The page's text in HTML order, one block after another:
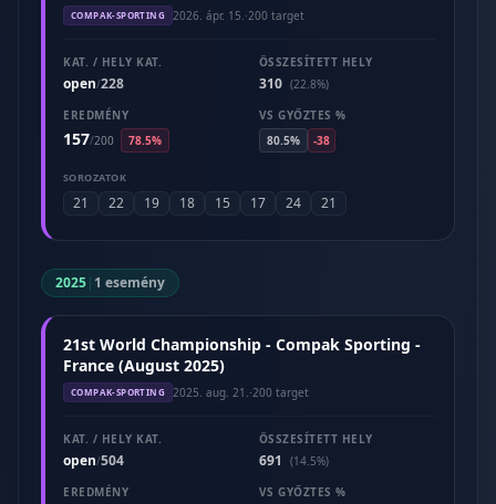
COMPAK-SPORTING 2026. ápr. 15. ·200 target
KAT. / HELY KAT.
open/228
ÖSSZESÍTETT HELY
310 (22.8%)
EREDMÉNY
157/200 78.5%
VS GYŐZTES %
80.5%
-38
SOROZATOK
21 22 19 18 15 17 24 21
2025| 1 esemény
21st World Championship - Compak Sporting -
France (August 2025)
COMPAK-SPORTING 2025. aug. 21. ·200 target
KAT. / HELY KAT.
open/504
ÖSSZESÍTETT HELY
691
(14.5%)
EREDMÉNY
VS GYŐZTES %